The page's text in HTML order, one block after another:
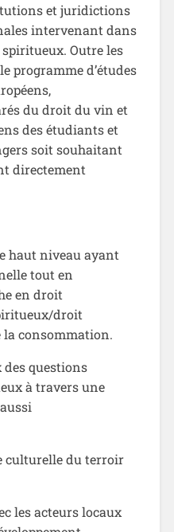
et juridictions
intervenant dans
Outre les
programme d’études
du droit du vin et
des étudiants et
soit souhaitant
directement
haut niveau ayant
tout en
en droit
droit
consommation.
des questions
à travers une
culturelle du terroir
les acteurs locaux